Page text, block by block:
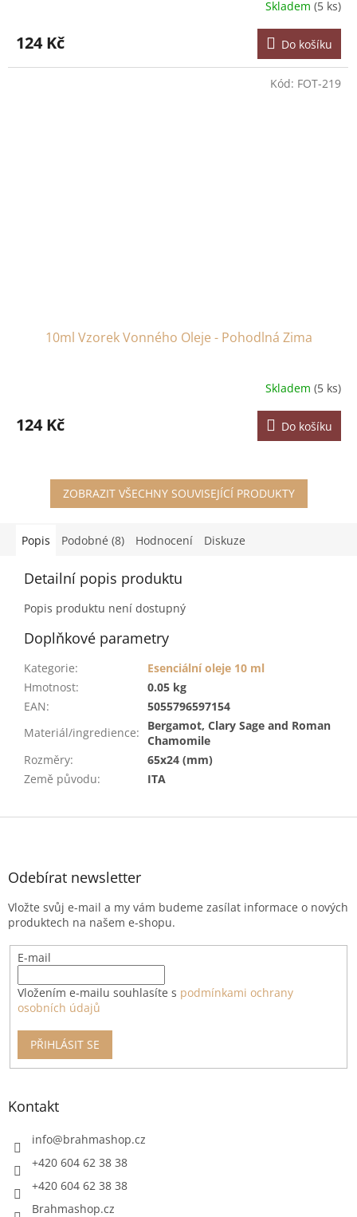
Skladem (5 ks)
124 Kč Do košíku
10ml Vzorek Vonného Oleje - Pohodlná Zima
Skladem (5 ks)
124 Kč Do košíku
Kód: FOT-219
ZOBRAZIT VŠECHNY SOUVISEJÍCÍ PRODUKTY
Popis Podobné (8) Hodnocení Diskuze
Detailní popis produktu
Popis produktu není dostupný
Doplňkové parametry
Kategorie:
Esenciální oleje 10 ml
Hmotnost:
0.05 kg
EAN:
5055796597154
Materiál/ingredience:
Bergamot, Clary Sage and Roman
Chamomile
Rozměry:
65x24 (mm)
Země původu: ITA
Z
Odebírat newsletter
Vložte svůj e-mail a my vám budeme zasílat informace o nových
produktech na našem e-shopu.
E-mail
Vložením e-mailu souhlasíte s podmínkami ochrany
osobních údajů
PŘIHLÁSIT SE
Kontakt
info@brahmashop.cz
+420 604 62 38 38
+420 604 62 38 38
Brahmashop.cz